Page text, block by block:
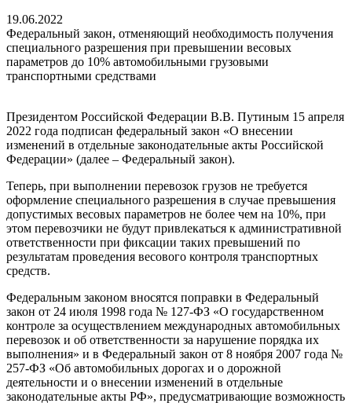
19.06.2022
Федеральный закон, отменяющий необходимость получения
специального разрешения при превышении весовых
параметров до 10% автомобильными грузовыми
транспортными средствами
Президентом Российской Федерации В.В. Путиным 15 апреля
2022 года подписан федеральный закон «О внесении
изменений в отдельные законодательные акты Российской
Федерации» (далее – Федеральный закон).
Теперь, при выполнении перевозок грузов не требуется
оформление специального разрешения в случае превышения
допустимых весовых параметров не более чем на 10%, при
этом перевозчики не будут привлекаться к административной
ответственности при фиксации таких превышений по
результатам проведения весового контроля транспортных
средств.
Федеральным законом вносятся поправки в Федеральный
закон от 24 июля 1998 года № 127-ФЗ «О государственном
контроле за осуществлением международных автомобильных
перевозок и об ответственности за нарушение порядка их
выполнения» и в Федеральный закон от 8 ноября 2007 года №
257-ФЗ «Об автомобильных дорогах и о дорожной
деятельности и о внесении изменений в отдельные
законодательные акты РФ», предусматривающие возможность